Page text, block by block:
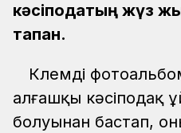
кәсіподақтың жүз
тапқан.
Көлемді
алғашқы кәсіподақ
болуынан бастап,